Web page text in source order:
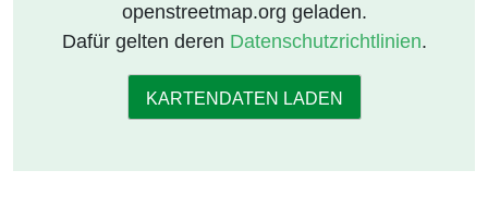
openstreetmap.org geladen.
Dafür gelten deren Datenschutzrichtlinien.
KARTENDATEN LADEN